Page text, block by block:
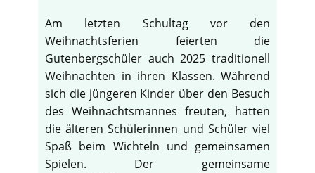
Am letzten Schultag vor den
Weihnachtsferien feierten die
Gutenbergschüler auch 2025 traditionell
Weihnachten in ihren Klassen. Während
sich die jüngeren Kinder über den Besuch
des Weihnachtsmannes freuten, hatten
die älteren Schülerinnen und Schüler viel
Spaß beim Wichteln und gemeinsamen
Spielen. Der gemeinsame